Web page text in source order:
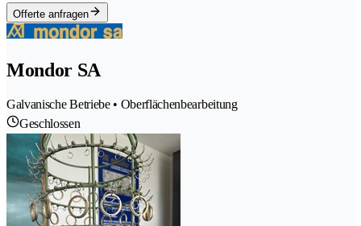
Offerte anfragen
Mondor SA
Galvanische Betriebe • Oberflächenbearbeitung
Geschlossen